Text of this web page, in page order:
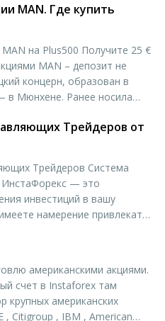
ордера,
линии;
режиме
MAN. Где купить
на Plus500 Получите 25 €
MAN – депозит не
концерн, образован в
в Мюнхене. Ранее носила
АО) Основной акционер
концерн
Трейдеров от
Трейдеров Система
— это
инвестиций в вашу
намерение привлекать
сделает ваш поиск
в качестве Управляющего
отображается […]
американскими акциями.
счет в Instaforex там
крупных американских
, Citigroup , IBM , American